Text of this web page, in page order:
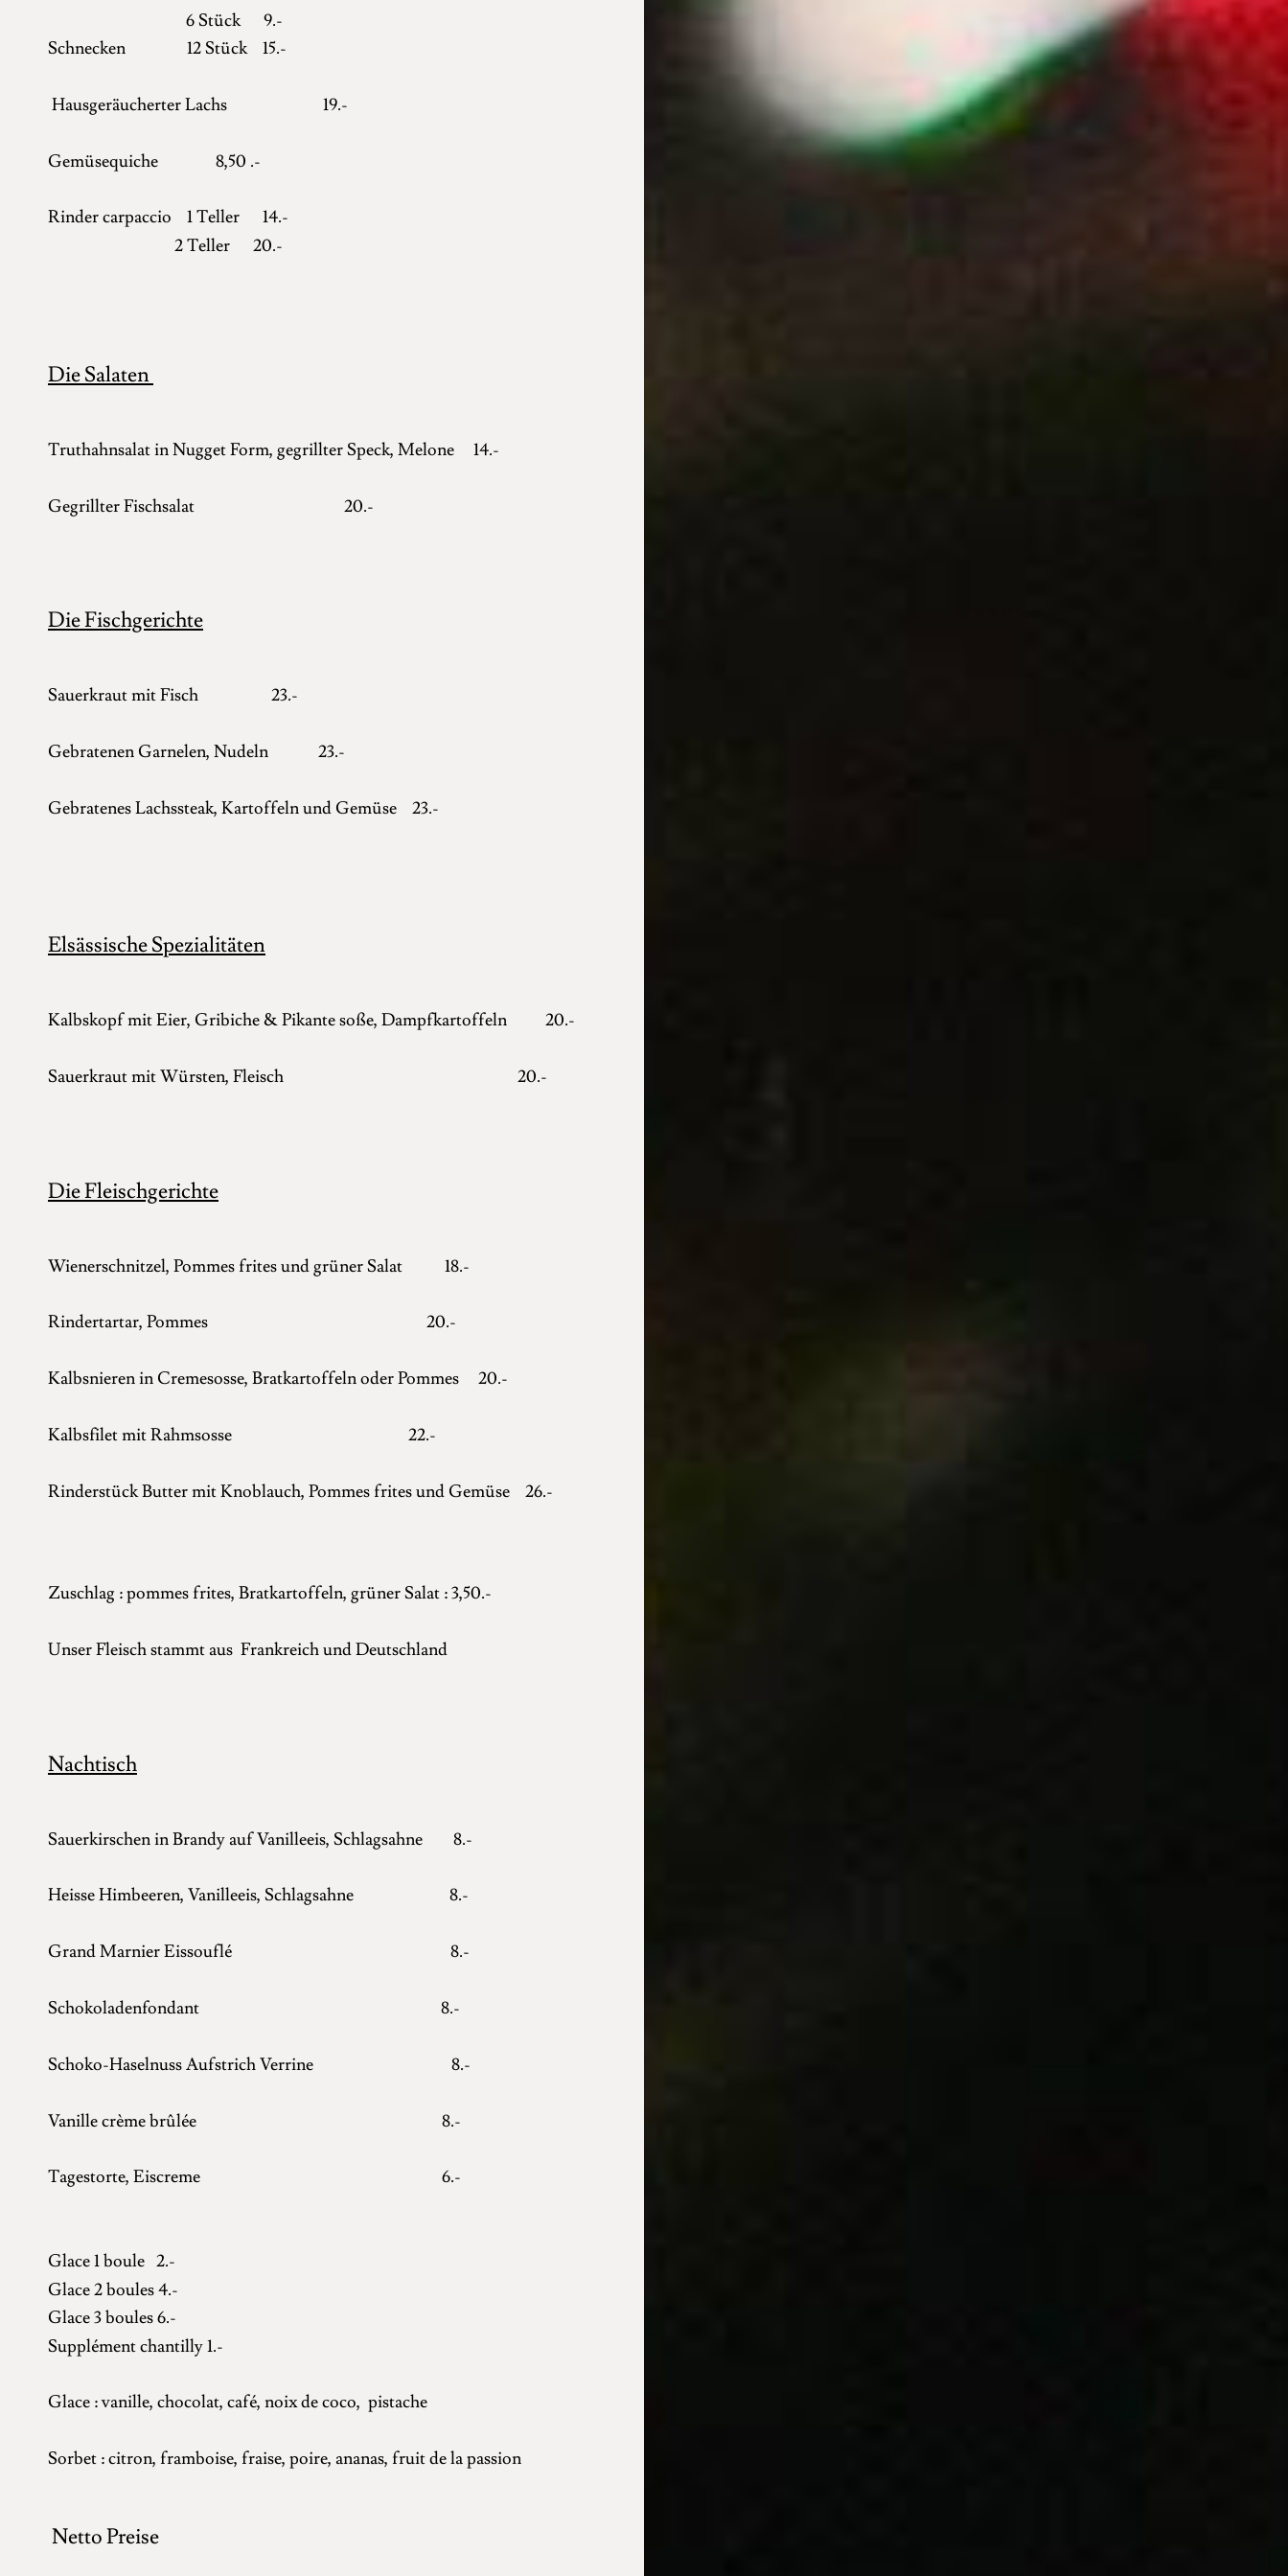
6 Stück 9.-
Schnecken 12 Stück 15.-
Hausgeräucherter Lachs 19.-
Gemüsequiche 8,50 .-
Rinder carpaccio 1 Teller 14.-
2 Teller 20.-
Die Salaten
Truthahnsalat in Nugget Form, gegrillter Speck, Melone 14.-
Gegrillter Fischsalat 20.-
Die Fischgerichte
Sauerkraut mit Fisch 23.-
Gebratenen Garnelen, Nudeln 23.-
Gebratenes Lachssteak, Kartoffeln und Gemüse 23.-
Elsässische Spezialitäten
Kalbskopf mit Eier, Gribiche & Pikante soße, Dampfkartoffeln 20.-
Sauerkraut mit Würsten, Fleisch 20.-
Die Fleischgerichte
Wienerschnitzel, Pommes frites und grüner Salat 18.-
Rindertartar, Pommes 20.-
Kalbsnieren in Cremesosse, Bratkartoffeln oder Pommes 20.-
Kalbsfilet mit Rahmsosse 22.-
Rinderstück Butter mit Knoblauch, Pommes frites und Gemüse 26.-
Zuschlag : pommes frites, Bratkartoffeln, grüner Salat : 3,50.-
Unser Fleisch stammt aus Frankreich und Deutschland
Nachtisch
Sauerkirschen in Brandy auf Vanilleeis, Schlagsahne 8.-
Heisse Himbeeren, Vanilleeis, Schlagsahne 8.-
Grand Marnier Eissouflé 8.-
Schokoladenfondant 8.-
Schoko-Haselnuss Aufstrich Verrine 8.-
Vanille crème brûlée 8.-
Tagestorte, Eiscreme 6.-
Glace 1 boule 2.-
Glace 2 boules 4.-
Glace 3 boules 6.-
Supplément chantilly 1.-
Glace : vanille, chocolat, café, noix de coco, pistache
Sorbet : citron, framboise, fraise, poire, ananas, fruit de la passion
Netto Preise